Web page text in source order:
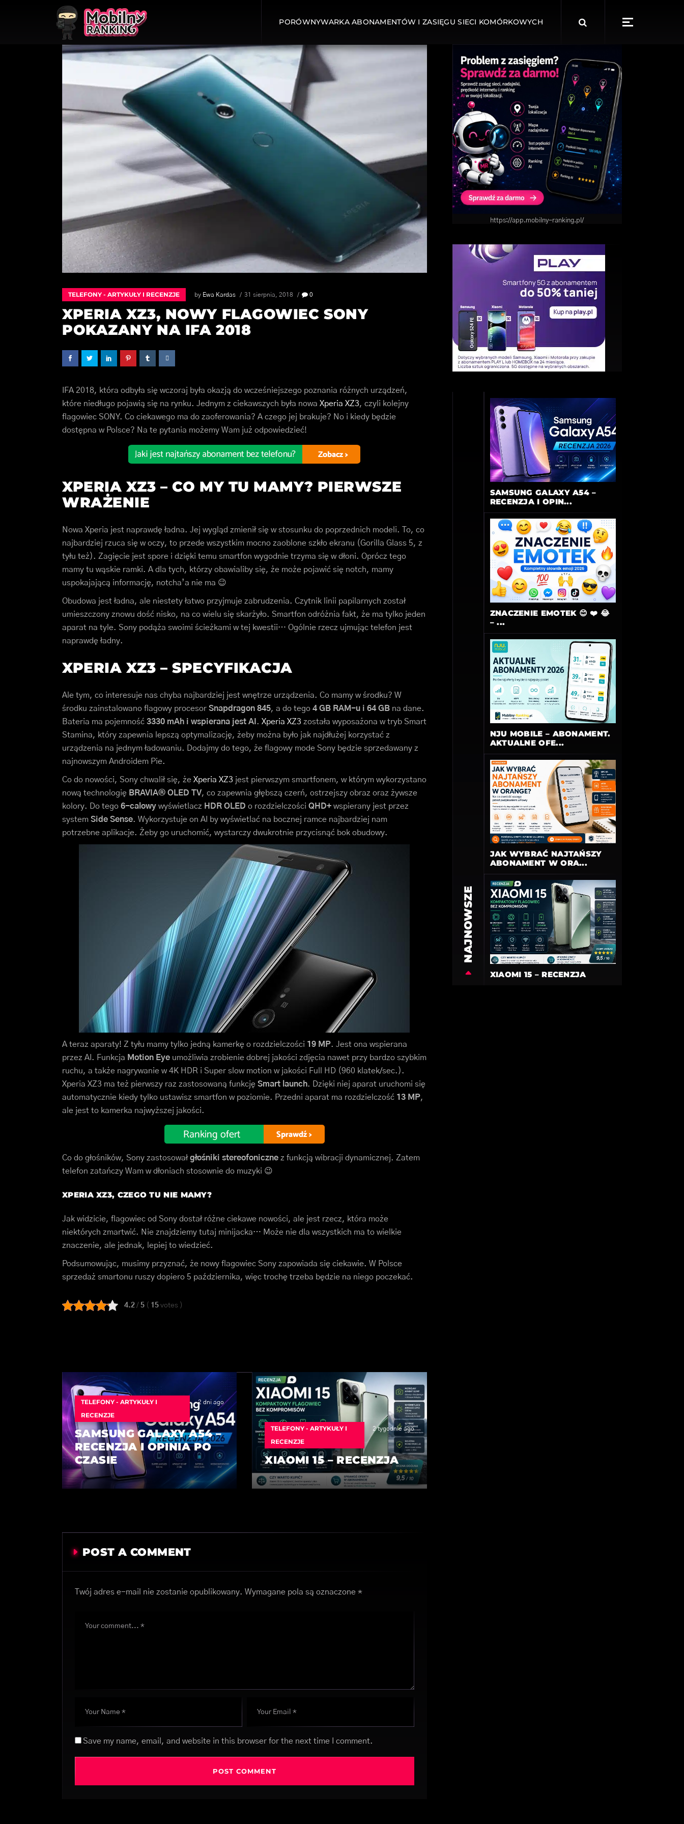
PORÓWNYWARKA ABONAMENTÓW I ZASIĘGU SIECI KOMÓRKOWYCH
for:
TELEFONY - ARTYKUŁY I RECENZJE by Ewa Kardas 31 sierpnia, 2018 0
XPERIA XZ3, NOWY FLAGOWIEC SONY
POKAZANY NA IFA 2018
IFA 2018, która odbyła się wczoraj była okazją do wcześniejszego poznania różnych urządzeń,
które niedługo pojawią się na rynku. Jednym z ciekawszych była nowa Xperia XZ3, czyli kolejny
flagowiec SONY. Co ciekawego ma do zaoferowania? A czego jej brakuje? No i kiedy będzie
dostępna w Polsce? Na te pytania możemy Wam już odpowiedzieć!
XPERIA XZ3 – CO MY TU MAMY? PIERWSZE
WRAŻENIE
Nowa Xperia jest naprawdę ładna. Jej wygląd zmienił się w stosunku do poprzednich modeli. To, co
najbardziej rzuca się w oczy, to przede wszystkim mocno zaoblone szkło ekranu (Gorilla Glass 5, z
tyłu też). Zagięcie jest spore i dzięki temu smartfon wygodnie trzyma się w dłoni. Oprócz tego
mamy tu wąskie ramki. A dla tych, którzy obawialiby się, że może pojawić się notch, mamy
uspokajającą informację, notcha’a nie ma 😉
Obudowa jest ładna, ale niestety łatwo przyjmuje zabrudzenia. Czytnik linii papilarnych został
umieszczony znowu dość nisko, na co wielu się skarżyło. Smartfon odróżnia fakt, że ma tylko jeden
aparat na tyle. Sony podąża swoimi ścieżkami w tej kwestii… Ogólnie rzecz ujmując telefon jest
naprawdę ładny.
XPERIA XZ3 – SPECYFIKACJA
Ale tym, co interesuje nas chyba najbardziej jest wnętrze urządzenia. Co mamy w środku? W
środku zainstalowano flagowy procesor Snapdragon 845, a do tego 4 GB RAM-u i 64 GB na dane.
Bateria ma pojemność 3330 mAh i wspierana jest AI . Xperia XZ3 została wyposażona w tryb Smart
Stamina, który zapewnia lepszą optymalizację, żeby można było jak najdłużej korzystać z
urządzenia na jednym ładowaniu. Dodajmy do tego, że flagowy mode Sony będzie sprzedawany z
najnowszym Androidem Pie.
Co do nowości, Sony chwalił się, że Xperia XZ3 jest pierwszym smartfonem, w którym wykorzystano
nową technologię BRAVIA® OLED TV, co zapewnia głębszą czerń, ostrzejszy obraz oraz żywsze
kolory. Do tego 6-calowy wyświetlacz HDR OLED o rozdzielczości QHD+ wspierany jest przez
system Side Sense. Wykorzystuje on AI by wyświetlać na bocznej ramce najbardziej nam
potrzebne aplikacje. Żeby go uruchomić, wystarczy dwukrotnie przycisnąć bok obudowy.
A teraz aparaty! Z tyłu mamy tylko jedną kamerkę o rozdzielczości 19 MP. Jest ona wspierana
przez AI. Funkcja Motion Eye umożliwia zrobienie dobrej jakości zdjęcia nawet przy bardzo szybkim
ruchu, a także nagrywanie w 4K HDR i Super slow motion w jakości Full HD (960 klatek/sec.).
Xperia XZ3 ma też pierwszy raz zastosowaną funkcję Smart launch. Dzięki niej aparat uruchomi się
automatycznie kiedy tylko ustawisz smartfon w poziomie. Przedni aparat ma rozdzielczość 13 MP,
ale jest to kamerka najwyższej jakości.
Co do głośników, Sony zastosowałgłośniki stereofoniczne z funkcją wibracji dynamicznej. Zatem
telefon zatańczy Wam w dłoniach stosownie do muzyki 😉
XPERIA XZ3, CZEGO TU NIE MAMY?
Jak widzicie, flagowiec od Sony dostał różne ciekawe nowości, ale jest rzecz, która może
niektórych zmartwić. Nie znajdziemy tutaj minijacka… Może nie dla wszystkich ma to wielkie
znaczenie, ale jednak, lepiej to wiedzieć.
Podsumowując, musimy przyznać, że nowy flagowiec Sony zapowiada się ciekawie. W Polsce
sprzedaż smartonu ruszy dopiero 5 października, więc trochę trzeba będzie na niego poczekać.
4.2 / 5 ( 15 votes )
TELEFONY - ARTYKUŁY I
RECENZJE
2 dni ago
SAMSUNG GALAXY A54 –
RECENZJA I OPINIA PO
CZASIE
TELEFONY - ARTYKUŁY I
RECENZJE
2 tygodnie ago
XIAOMI 15 – RECENZJA
POST A COMMENT
Twój adres e-mail nie zostanie opublikowany. Wymagane pola są oznaczone *
Save my name, email, and website in this browser for the next time I comment.
https://app.mobilny-ranking.pl/
NAJNOWSZE
SAMSUNG GALAXY A54 –
RECENZJA I OPIN...
ZNACZENIE EMOTEK 😊 ❤️ 😂
– ...
NJU MOBILE – ABONAMENT.
AKTUALNE OFE...
JAK WYBRAĆ NAJTAŃSZY
ABONAMENT W ORA...
XIAOMI 15 – RECENZJA